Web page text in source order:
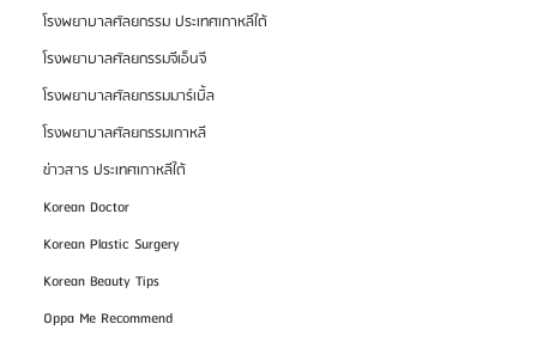
โรงพยาบาลศัลยกรรม ประเทศเกาหลีใต้
โรงพยาบาลศัลยกรรมจีเอ็นจี
โรงพยาบาลศัลยกรรมมาร์เบิ้ล
โรงพยาบาลศัลยกรรมเกาหลี
ข่าวสาร ประเทศเกาหลีใต้
Korean Doctor
Korean Plastic Surgery
Korean Beauty Tips
Oppa Me Recommend